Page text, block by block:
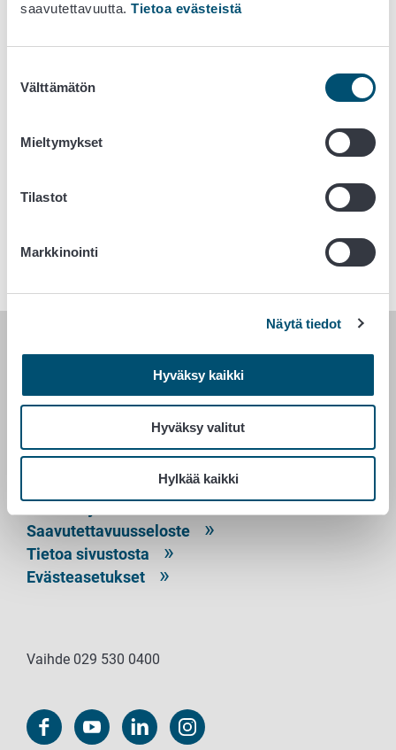
saavutettavuutta. Tietoa evästeistä
valinta
Välttämätön
Mieltymykset
Tilastot
Markkinointi
Näytä tiedot
Hyväksy kaikki
Hyväksy valitut
Hylkää kaikki
Doksisykliini ( AMEG D)
Aikaväli:14 vrk
RUOKAVIRASTO
PL 100
00027 RUOKAVIRASTO
Yhteystiedot
Tietosuojailmoitus
Saavutettavuusseloste
Tietoa sivustosta
Evästeasetukset
Vaihde 029 530 0400